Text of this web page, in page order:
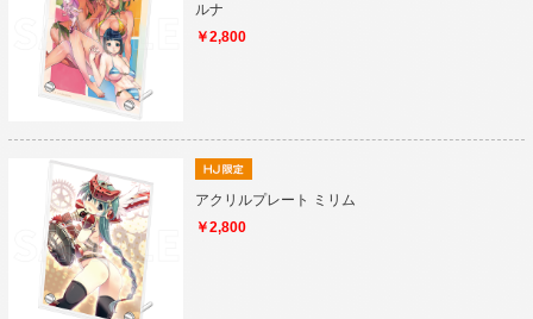
ルナ
￥2,800
アクリルプレート ミリム
￥2,800